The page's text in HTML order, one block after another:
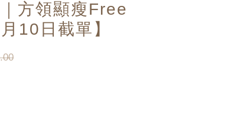
方領顯瘦Free
10日截單】